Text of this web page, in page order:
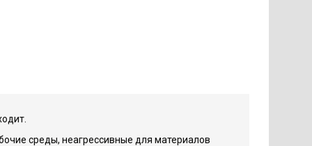
среды, неагрессивные для материалов